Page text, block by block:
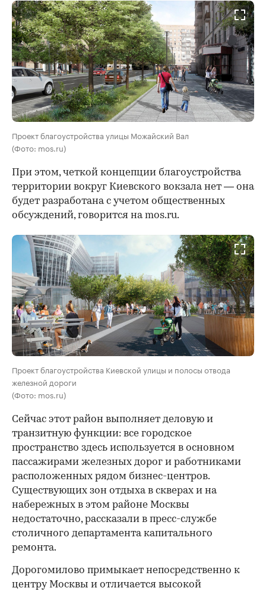
Проект благоустройства улицы Можайский Вал
(Фото: mos.ru)
При этом, четкой концепции благоустройства
территории вокруг Киевского вокзала нет — она
будет разработана с учетом общественных
обсуждений, говорится на mos.ru.
Проект благоустройства Киевской улицы и полосы отвода
железной дороги
(Фото: mos.ru)
Сейчас этот район выполняет деловую и
транзитную функции: все городское
пространство здесь используется в основном
пассажирами железных дорог и работниками
расположенных рядом бизнес-центров.
Существующих зон отдыха в скверах и на
набережных в этом районе Москвы
недостаточно, рассказали в пресс-службе
столичного департамента капитального
ремонта.
Дорогомилово примыкает непосредственно к
центру Москвы и отличается высокой